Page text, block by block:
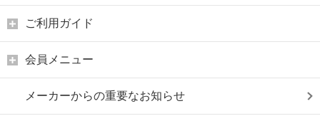
ご利用ガイド
会員メニュー
メーカーからの重要なお知らせ